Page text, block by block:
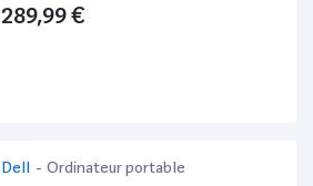
289,99 €
Dell - Ordinateur portable